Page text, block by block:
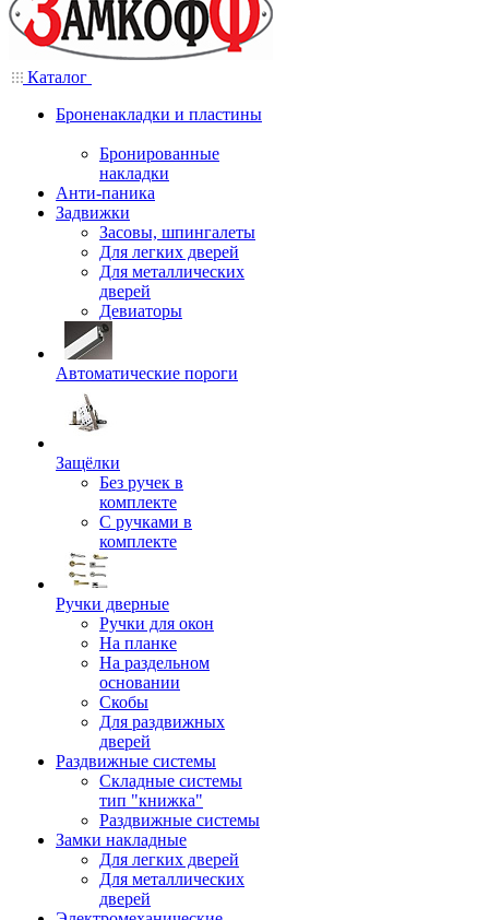
Каталог
Броненакладки и пластины
Бронированные
накладки
Анти-паника
Задвижки
Засовы, шпингалеты
Для легких дверей
Для металлических
дверей
Девиаторы
Автоматические пороги
Защёлки
Без ручек в
комплекте
С ручками в
комплекте
Ручки дверные
Ручки для окон
На планке
На раздельном
основании
Скобы
Для раздвижных
дверей
Раздвижные системы
Складные системы
тип "книжка"
Раздвижные системы
Замки накладные
Для легких дверей
Для металлических
дверей